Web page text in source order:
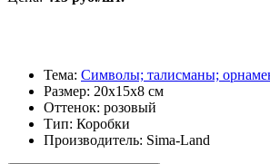
Тема: Символы; талисманы;
Размер: 20х15х8 см
Оттенок: розовый
Тип: Коробки
Производитель: Sima-Land